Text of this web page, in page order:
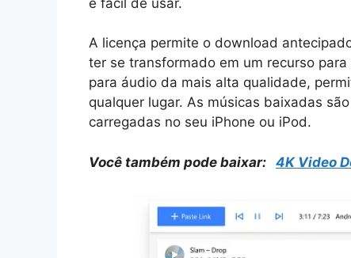
A licença permite o download
ter se transformado em um recurso para
para áudio da mais alta qualidade,
qualquer lugar. As músicas baixadas
carregadas no seu iPhone ou iPod.
Você também pode baixar: 4K Video